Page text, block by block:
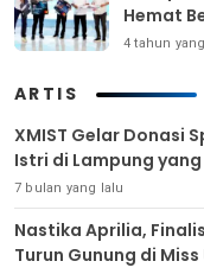
Hemat
4 tahun
ARTIS
XMIST Gelar Donasi
Istri di Lampung
7 bulan yang lalu
Nastika Aprilia,
Turun Gunung di